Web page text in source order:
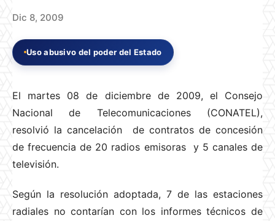
Dic 8, 2009
Uso abusivo del poder del Estado
El martes 08 de diciembre de 2009, el Consejo
Nacional de Telecomunicaciones (CONATEL),
resolvió la cancelación de contratos de concesión
de frecuencia de 20 radios emisoras y 5 canales de
televisión.
Según la resolución adoptada, 7 de las estaciones
radiales no contarían con los informes técnicos de